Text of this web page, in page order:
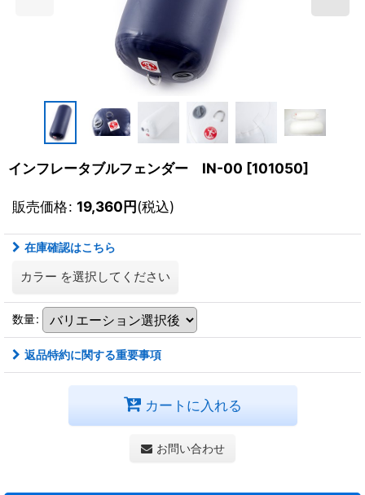
インフレータブルフェンダー IN-00 [101050]
販売価格: 19,360円(税込)
在庫確認はこちら
カラー を選択してください
数量:
返品特約に関する重要事項
カートに入れる
お問い合わせ